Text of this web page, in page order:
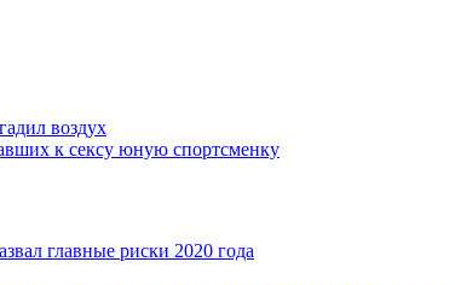
воздух
к сексу юную спортсменку